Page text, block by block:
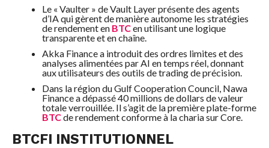
Le « Vaulter » de Vault Layer présente des agents
d’IA qui gèrent de manière autonome les stratégies
de rendement en BTCen utilisant une logique
transparente et en chaîne.
Akka Finance a introduit des ordres limites et des
analyses alimentées par AI en temps réel, donnant
aux utilisateurs des outils de trading de précision.
Dans la région du Gulf Cooperation Council, Nawa
Finance a dépassé 40 millions de dollars de valeur
totale verrouillée. Il s’agit de la première plate-forme
BTCde rendement conforme à la charia sur Core.
BTCFI INSTITUTIONNEL